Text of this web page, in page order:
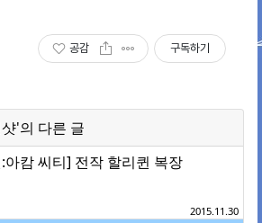
공감 구독하기
'의 다른 글
아캄 씨티] 전작 할리퀸 복장
2015.11.30